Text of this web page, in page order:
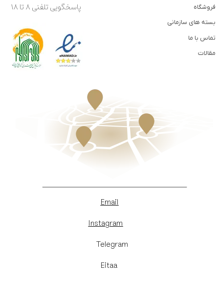
پاسخگویی تلفنی ۸ تا ۱۸
فروشگاه
بسته های سازمانی
تماس با ما
مقالات
Email
Instagram
​Telegram
Eitaa